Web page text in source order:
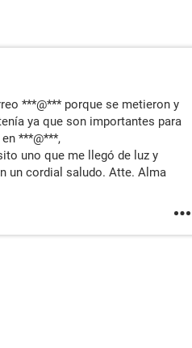
***@*** porque se metieron y
ya que son importantes para
***@***,
uno que me llegó de luz y
un cordial saludo. Atte. Alma